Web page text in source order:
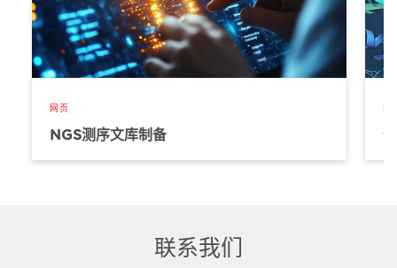
网页
NGS测序文库制备
联系我们